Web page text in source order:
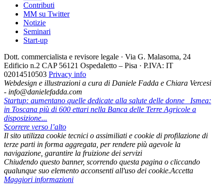
Contributi
MM su Twitter
Notizie
Seminari
Start-up
Dott. commercialista e revisore legale · Via G. Malasoma, 24
Edificio n.2 CAP 56121 Ospedaletto – Pisa · P.IVA: IT
02014510503 Privacy info
Webdesign e illustrazioni a cura di Daniele Fadda e Chiara Vercesi
- info@danielefadda.com
Startup: aumentano quelle dedicate alla salute delle donne
Ismea:
in Toscana più di 600 ettari nella Banca delle Terre Agricole a
disposizione...
Scorrere verso l’alto
Il sito utilizza cookie tecnici o assimiliati e cookie di profilazione di
terze parti in forma aggregata, per rendere più agevole la
navigazione, garantire la fruizione dei servizi
Chiudendo questo banner, scorrendo questa pagina o cliccando
qualunque suo elemento acconsenti all'uso dei cookie.Accetta
Maggiori informazioni